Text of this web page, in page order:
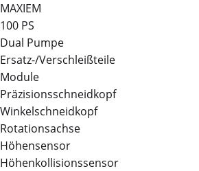
MAXIEM
100 PS
Dual Pumpe
Ersatz-/Verschleißteile
Module
Präzisionsschneidkopf
Winkelschneidkopf
Rotationsachse
Höhensensor
Höhenkollisionssensor